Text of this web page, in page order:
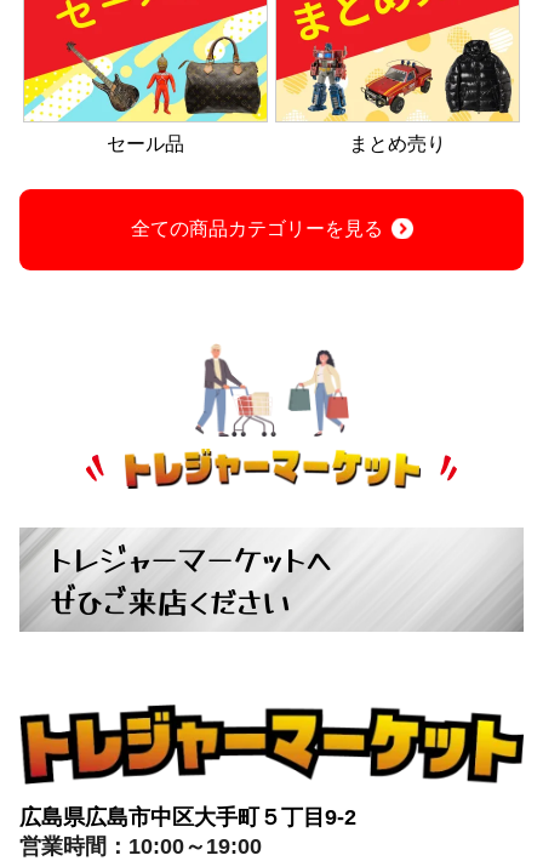
セール品 まとめ売り
全ての商品カテゴリーを見る
トレジャーマーケットへ
ぜひご来店ください
広島県広島市中区大手町５丁目9-2
営業時間：10:00～19:00